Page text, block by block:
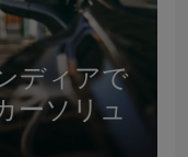
ディアで
ーソリュ